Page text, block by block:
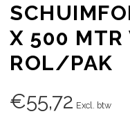
X 500 MTR
ROL/PAK
€55,72 Excl. btw